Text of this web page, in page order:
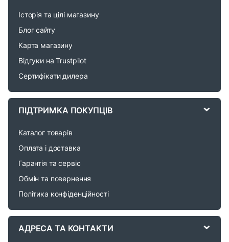
C
Історія та цілі магазину
Блог сайту
Карта магазину
Відгуки на Trustpilot
Сертифікати дилера
ПІДТРИМКА ПОКУПЦІВ
Каталог товарів
Оплата і доставка
Гарантія та сервіс
Обмін та повернення
Політика конфіденційності
АДРЕСА ТА КОНТАКТИ